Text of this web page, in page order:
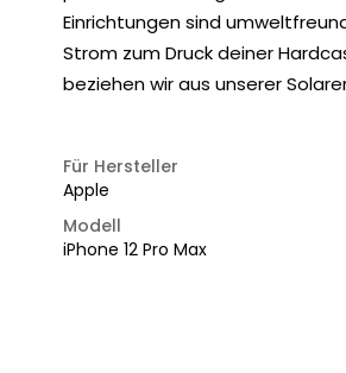
Einrichtungen sind
Strom zum Druck deiner
beziehen wir aus unserer
Für Hersteller
Apple
Modell
iPhone 12 Pro Max